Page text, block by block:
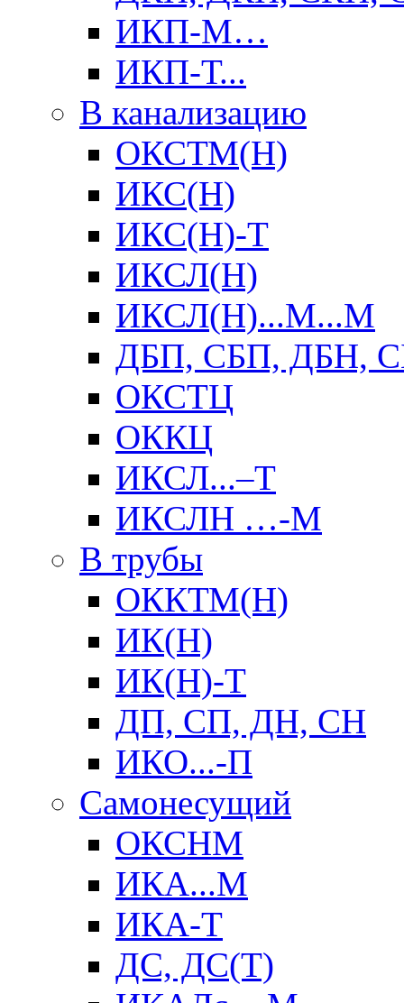
ИКП-М…
ИКП-Т...
В канализацию
ОКСТМ(Н)
ИКС(Н)
ИКС(Н)-Т
ИКСЛ(Н)
ИКСЛ(Н)...М...М
ДБП, СБП, ДБН,
ОКСТЦ
ОККЦ
ИКСЛ...–Т
ИКСЛН …-М
В трубы
ОККТМ(Н)
ИК(Н)
ИК(Н)-Т
ДП, СП, ДН, СН
ИКО...-П
Самонесущий
ОКСНМ
ИКА...М
ИКА-Т
ДС, ДС(Т)